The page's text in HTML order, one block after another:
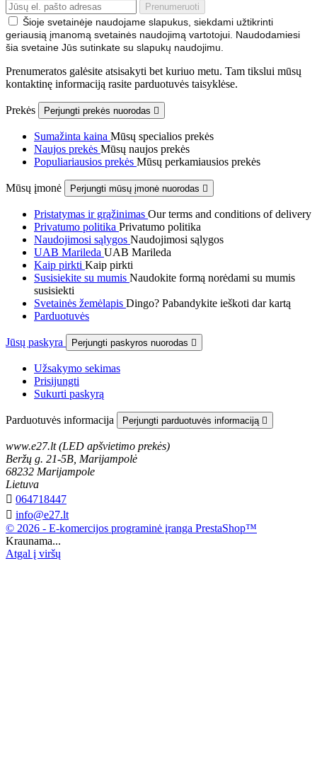
Šioje svetainėje naudojame slapukus, siekdami užtikrinti
geriausią įmanomą svetainės naudojimą vartotojui. Naudodamiesi
šia svetaine Jūs sutinkate su slapukų naudojimu.
Prenumeratos galėsite atsisakyti bet kuriuo metu. Tam tikslui mūsų
kontaktinę informaciją rasite parduotuvės taisyklėse.
Prekės Perjungti prekės nuorodas 
Sumažinta kaina Mūsų specialios prekės
Naujos prekės Mūsų naujos prekės
Populiariausios prekės Mūsų perkamiausios prekės
Mūsų įmonė Perjungti mūsų įmonė nuorodas 
Pristatymas ir grąžinimas Our terms and conditions of delivery
Privatumo politika Privatumo politika
Naudojimosi sąlygos Naudojimosi sąlygos
UAB Marileda UAB Marileda
Kaip pirkti Kaip pirkti
Susisiekite su mumis Naudokite formą norėdami su mumis
susisiekti
Svetainės žemėlapis Dingo? Pabandykite ieškoti dar kartą
Parduotuvės
Jūsų paskyra Perjungti paskyros nuorodas 
Užsakymo sekimas
Prisijungti
Sukurti paskyrą
Parduotuvės informacija Perjungti parduotuvės informaciją 
www.e27.lt (LED apšvietimo prekės)
Beržų g. 21-5B, Marijampolė
68232 Marijampole
Lietuva
 064718447
 info@e27.lt
© 2026 - E-komercijos programinė įranga PrestaShop™
Kraunama...
Atgal į viršų